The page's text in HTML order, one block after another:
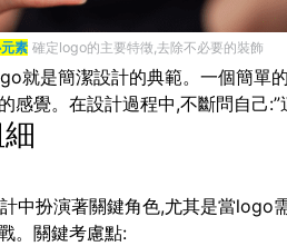
素 確定logo的主要特徵,去除不必要的裝飾
就是簡潔設計的典範。一個簡單
感覺。在設計過程中,不斷問自己
中扮演著關鍵角色,尤其是當logo
。關鍵考慮點: